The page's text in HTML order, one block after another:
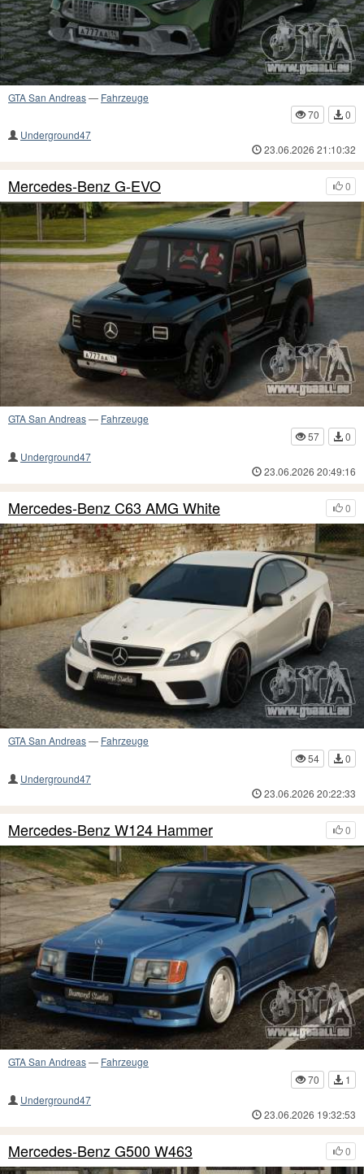
GTA San Andreas— Fahrzeuge
70
0
Underground47
23.06.2026 21:10:32
0
Mercedes-Benz G-EVO
GTA San Andreas— Fahrzeuge
57
0
Underground47
23.06.2026 20:49:16
0
Mercedes-Benz C63 AMG White
GTA San Andreas— Fahrzeuge
54
0
Underground47
23.06.2026 20:22:33
0
Mercedes-Benz W124 Hammer
GTA San Andreas— Fahrzeuge
70
1
Underground47
23.06.2026 19:32:53
0
Mercedes-Benz G500 W463